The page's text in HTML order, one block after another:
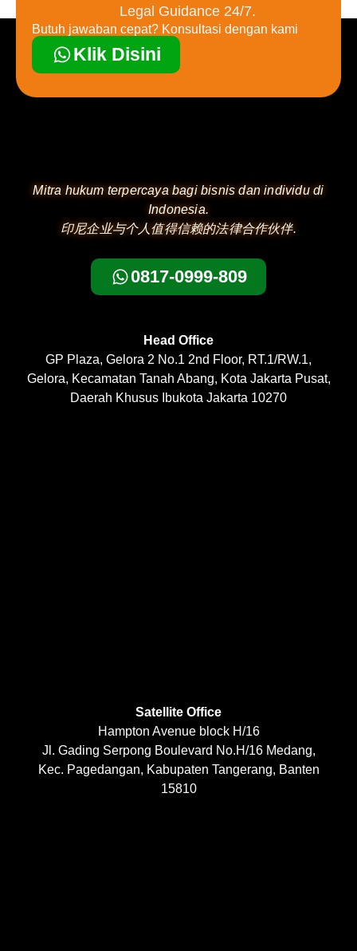
Legal Guidance 24/7.
Butuh jawaban cepat? Konsultasi dengan kami
Klik Disini
Mitra hukum terpercaya bagi bisnis dan individu di
Indonesia.
印尼企业与个人值得信赖的法律合作伙伴.
0817-0999-809
Head Office
GP Plaza, Gelora 2 No.1 2nd Floor, RT.1/RW.1,
Gelora, Kecamatan Tanah Abang, Kota Jakarta Pusat,
Daerah Khusus Ibukota Jakarta 10270
Satellite Office
Hampton Avenue block H/16
Jl. Gading Serpong Boulevard No.H/16 Medang,
Kec. Pagedangan, Kabupaten Tangerang, Banten
15810